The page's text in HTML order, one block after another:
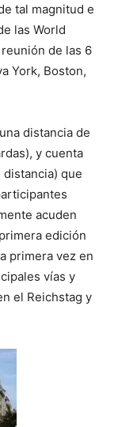
tal magnitud e
las World
de las 6
York, Boston,
distancia de
y cuenta
que
acuden
edición
primera vez en
vías y
el Reichstag y